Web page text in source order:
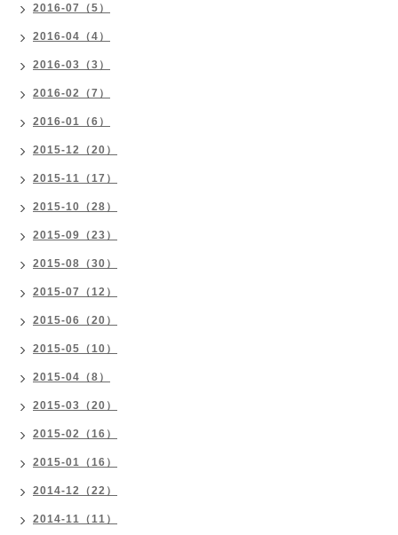
2016-07（5）
2016-04（4）
2016-03（3）
2016-02（7）
2016-01（6）
2015-12（20）
2015-11（17）
2015-10（28）
2015-09（23）
2015-08（30）
2015-07（12）
2015-06（20）
2015-05（10）
2015-04（8）
2015-03（20）
2015-02（16）
2015-01（16）
2014-12（22）
2014-11（11）